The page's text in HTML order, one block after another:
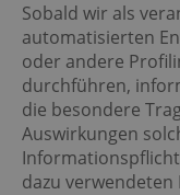
Sobald wir als
automatisierten
oder andere
durchführen,
die besondere
Auswirkungen
dazu